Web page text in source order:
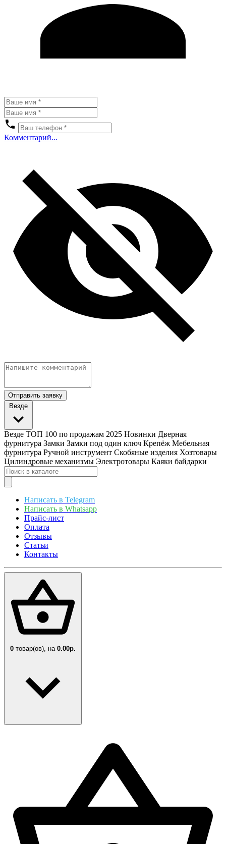
Комментарий...
Отправить заявку
Везде
Везде ТОП 100 по продажам 2025 Новинки Дверная
фурнитура Замки Замки под один ключ Крепёж Мебельная
фурнитура Ручной инструмент Скобяные изделия Хозтовары
Цилиндровые механизмы Электротовары Каяки байдарки
Написать в Telegram
Написать в Whatsapp
Прайс-лист
Оплата
Отзывы
Статьи
Контакты
0 товар(ов), на 0.00р.